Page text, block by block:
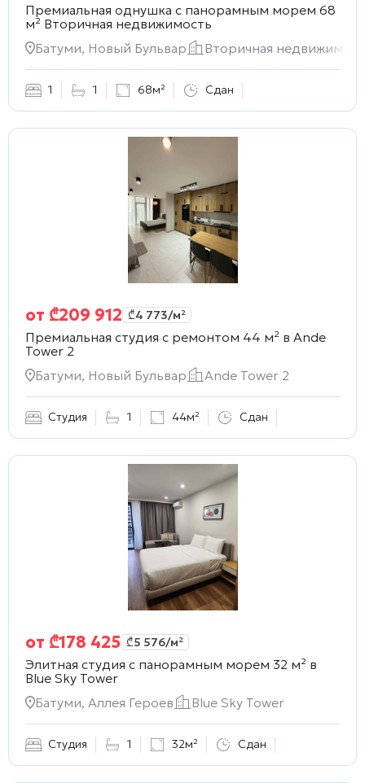
Премиальная однушка с панорамным морем 68
м² Вторичная недвижимость
Батуми, Новый Бульвар
Вторичная
1 1 68м² Сдан
от ₾209 912 ₾4 773/м²
Премиальная студия с ремонтом 44 м² в Ande
Tower 2
Батуми, Новый Бульвар
Ande Tower 2
Студия 1 44м² Сдан
от ₾178 425 ₾5 576/м²
Элитная студия с панорамным морем 32 м² в
Blue Sky Tower
Батуми, Аллея Героев
Blue Sky Tower
Студия 1 32м² Сдан